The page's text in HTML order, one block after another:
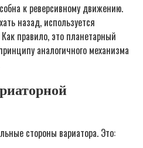
к реверсивному движению.
назад, используется
правило, это планетарный
аналогичного механизма
стороны вариатора. Это: